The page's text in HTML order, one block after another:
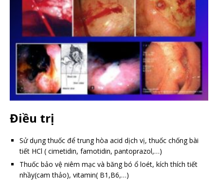
Điều trị
Sử dụng thuốc để trung hòa acid dịch vị, thuốc chống bài
tiết HCl ( cimetidin, famotidin, pantoprazol,…)
Thuốc bảo vệ niêm mạc và băng bó ổ loét, kích thích tiết
nhầy(cam thảo), vitamin( B1,B6,…)